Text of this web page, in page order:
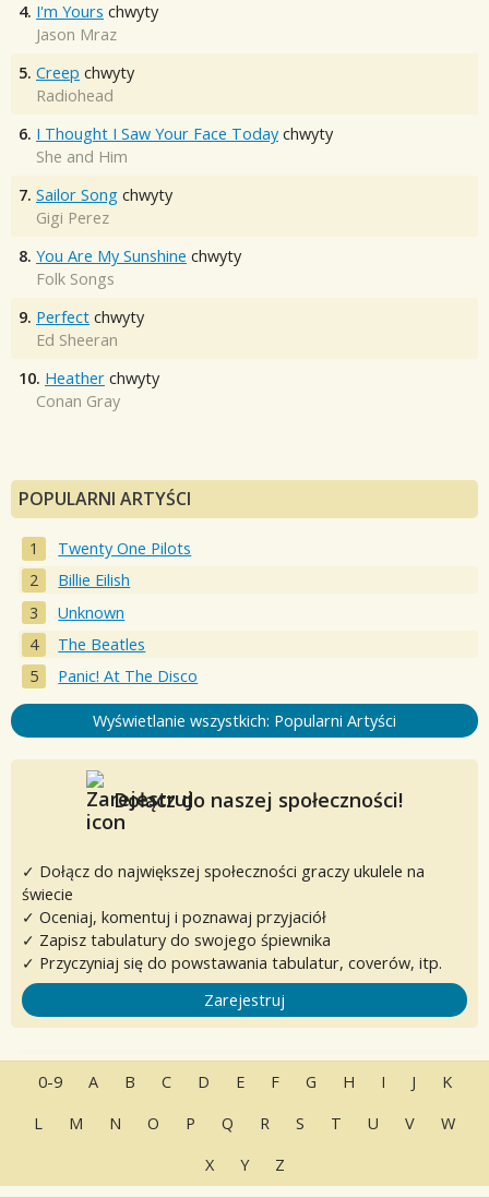
4. I'm Yours chwyty
Jason Mraz
5. Creep chwyty
Radiohead
6. I Thought I Saw Your Face Today chwyty
She and Him
7. Sailor Song chwyty
Gigi Perez
8. You Are My Sunshine chwyty
Folk Songs
9. Perfect chwyty
Ed Sheeran
10. Heather chwyty
Conan Gray
POPULARNI ARTYŚCI
Twenty One Pilots
Billie Eilish
Unknown
The Beatles
Panic! At The Disco
Wyświetlanie wszystkich: Popularni Artyści
Dołącz do naszej społeczności!
✓ Dołącz do największej społeczności graczy ukulele na
świecie
✓ Oceniaj, komentuj i poznawaj przyjaciół
✓ Zapisz tabulatury do swojego śpiewnika
✓ Przyczyniaj się do powstawania tabulatur, coverów, itp.
Zarejestruj
0-9 A B C D E F G H I J
K
L
M N O P Q R S T U V
W
X
Y Z